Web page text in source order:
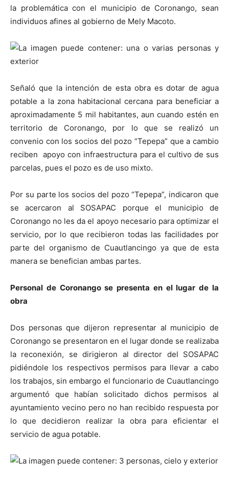
la problemática con el municipio de Coronango, sean
individuos afines al gobierno de Mely Macoto.
Señaló que la intención de esta obra es dotar de agua
potable a la zona habitacional cercana para beneficiar a
aproximadamente 5 mil habitantes, aun cuando estén en
territorio de Coronango, por lo que se realizó un
convenio con los socios del pozo “Tepepa” que a cambio
reciben apoyo con infraestructura para el cultivo de sus
parcelas, pues el pozo es de uso mixto.
Por su parte los socios del pozo “Tepepa”, indicaron que
se acercaron al SOSAPAC porque el municipio de
Coronango no les da el apoyo necesario para optimizar el
servicio, por lo que recibieron todas las facilidades por
parte del organismo de Cuautlancingo ya que de esta
manera se benefician ambas partes.
Personal de Coronango se presenta en el lugar de la
obra
Dos personas que dijeron representar al municipio de
Coronango se presentaron en el lugar donde se realizaba
la reconexión, se dirigieron al director del SOSAPAC
pidiéndole los respectivos permisos para llevar a cabo
los trabajos, sin embargo el funcionario de Cuautlancingo
argumentó que habían solicitado dichos permisos al
ayuntamiento vecino pero no han recibido respuesta por
lo que decidieron realizar la obra para eficientar el
servicio de agua potable.